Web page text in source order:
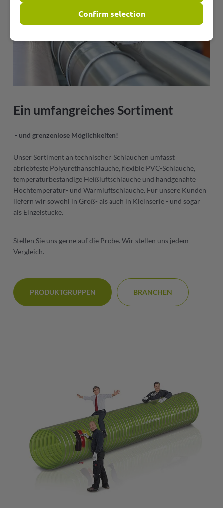
Ein umfangreiches Sortiment
- und grenzenlose Möglichkeiten!
Unser Sortiment an technischen Schläuchen umfasst
abriebfeste Polyurethanschläuche, flexible PVC-Schläuche,
temperaturbeständige Heißluftschläuche und handgenähte
Hochtemperatur- und Warmluftschläuche. Für unsere Kunden
liefern wir sowohl in Groß- als auch in Kleinserie - und sogar
als Einzelstücke.
Stellen Sie uns gerne auf die Probe. Wir stellen uns jedem
Vergleich.
PRODUKTGRUPPEN BRANCHEN
Confirm selection